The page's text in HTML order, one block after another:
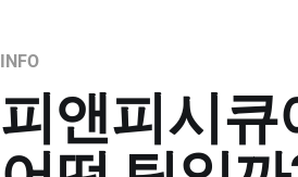
INFO
피앤피시